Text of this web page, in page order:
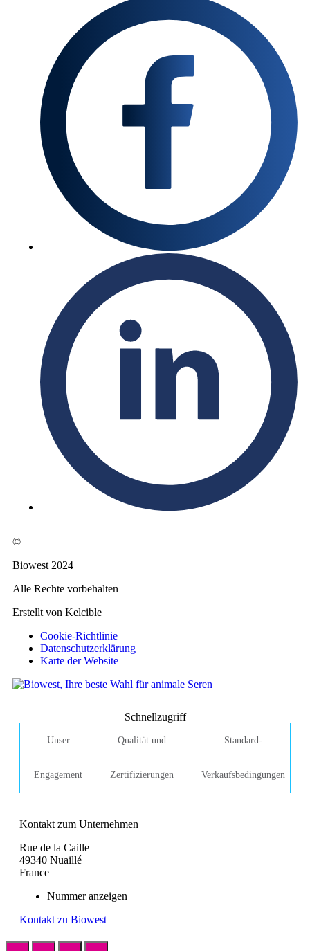
©
Biowest 2024
Alle Rechte vorbehalten
Erstellt von Kelcible
Cookie-Richtlinie
Datenschutzerklärung
Karte der Website
Schnellzugriff
Unser
Engagement
Qualität und
Zertifizierungen
Standard-
Verkaufsbedingungen
Kontakt zum Unternehmen
Rue de la Caille
49340 Nuaillé
France
Nummer anzeigen
Kontakt zu Biowest